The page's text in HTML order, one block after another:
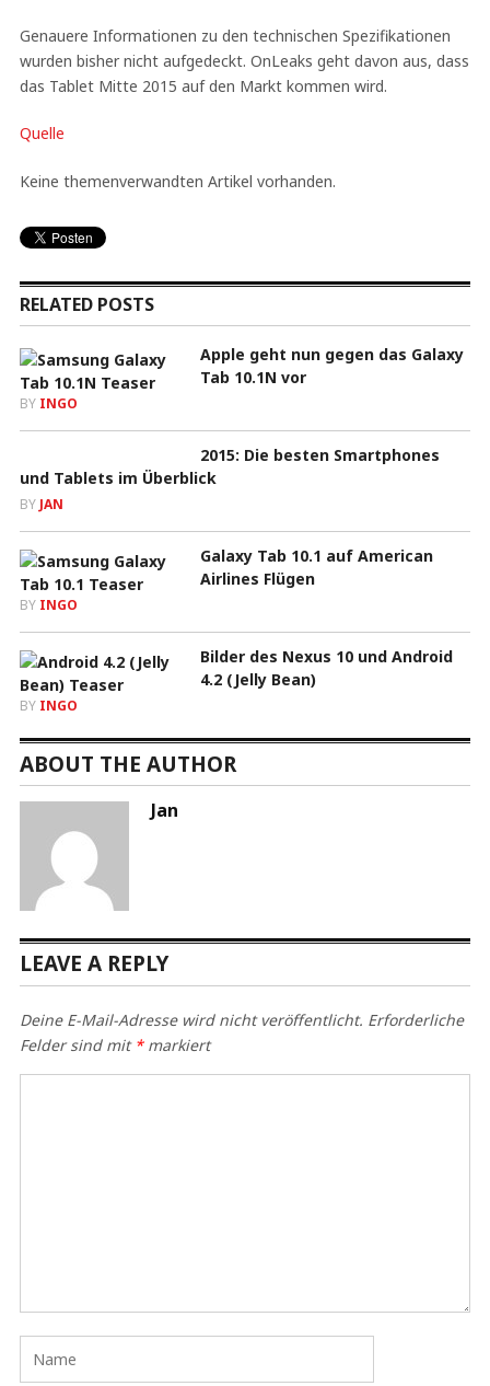
Genauere Informationen zu den technischen Spezifikationen
wurden bisher nicht aufgedeckt. OnLeaks geht davon aus, dass
das Tablet Mitte 2015 auf den Markt kommen wird.
Quelle
Keine themenverwandten Artikel vorhanden.
RELATED POSTS
Apple geht nun gegen das Galaxy
Tab 10.1N vor
BY INGO
2015: Die besten Smartphones
und Tablets im Überblick
BY JAN
Galaxy Tab 10.1 auf American
Airlines Flügen
BY INGO
Bilder des Nexus 10 und Android
4.2 (Jelly Bean)
BY INGO
ABOUT THE AUTHOR
Jan
LEAVE A REPLY
Deine E-Mail-Adresse wird nicht veröffentlicht. Erforderliche
Felder sind mit *markiert